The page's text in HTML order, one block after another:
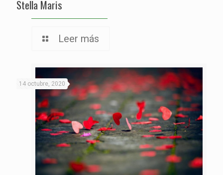
Stella Maris
Leer más
14 octubre, 2020